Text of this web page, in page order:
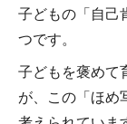
子どもの「自己
つです。
子どもを褒めて
が、この「ほめ